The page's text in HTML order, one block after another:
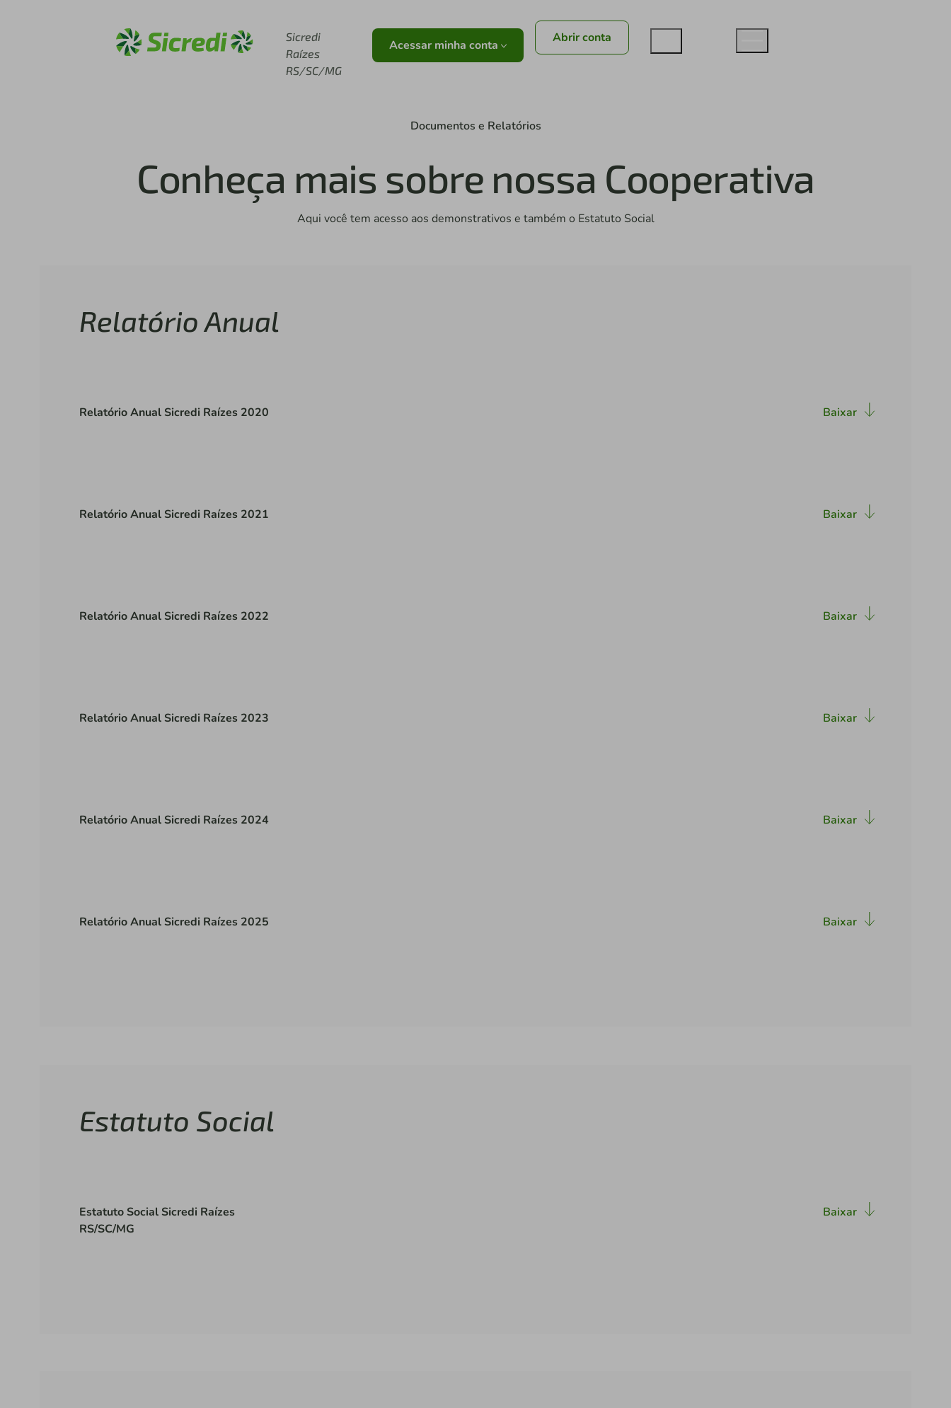
Sicredi
Raízes
RS/SC/MG
Acessar minha conta Abrir conta
Documentos e Relatórios
Conheça mais sobre nossa Cooperativa
Aqui você tem acesso aos demonstrativos e também o Estatuto Social
Relatório Anual
Relatório Anual Sicredi Raízes 2020 Baixar
Relatório Anual Sicredi Raízes 2021 Baixar
Relatório Anual Sicredi Raízes 2022 Baixar
Relatório Anual Sicredi Raízes 2023 Baixar
Relatório Anual Sicredi Raízes 2024 Baixar
Relatório Anual Sicredi Raízes 2025 Baixar
Estatuto Social
Estatuto Social Sicredi Raízes
RS/SC/MG
Baixar